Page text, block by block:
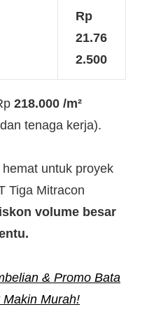
Rp
21.76
2.500
218.000 /m²
tenaga kerja).
untuk proyek
Tiga Mitracon
volume besar
& Promo Bata
Murah!